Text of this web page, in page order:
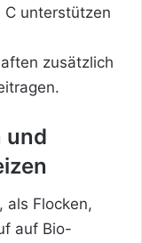
C unterstützen
zusätzlich
und
als Flocken,
auf Bio-